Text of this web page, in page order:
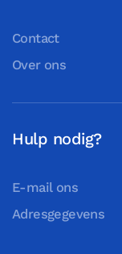
Contact
Over ons
Hulp nodig?
E-mail ons
Adresgegevens